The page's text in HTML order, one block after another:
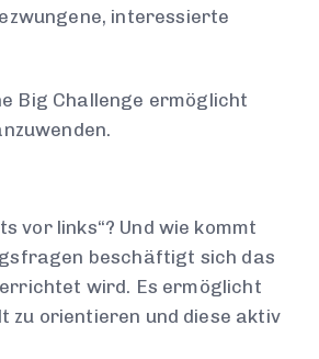
interessierte
Big Challenge ermöglicht
vor links“? Und wie kommt
beschäftigt sich das
wird. Es ermöglicht
zu orientieren und diese aktiv